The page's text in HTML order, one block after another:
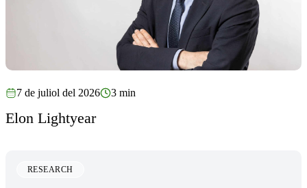
7 de juliol del 2026 3 min
Elon Lightyear
RESEARCH